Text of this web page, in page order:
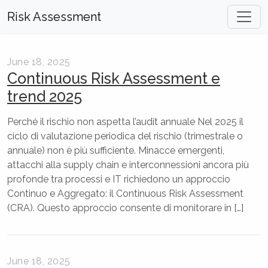
Risk Assessment
June 18, 2025
Continuous Risk Assessment e
trend 2025
Perché il rischio non aspetta l’audit annuale Nel 2025 il
ciclo di valutazione periodica del rischio (trimestrale o
annuale) non è più sufficiente. Minacce emergenti,
attacchi alla supply chain e interconnessioni ancora più
profonde tra processi e IT richiedono un approccio
Continuo e Aggregato: il Continuous Risk Assessment
(CRA). Questo approccio consente di monitorare in […]
June 18, 2025